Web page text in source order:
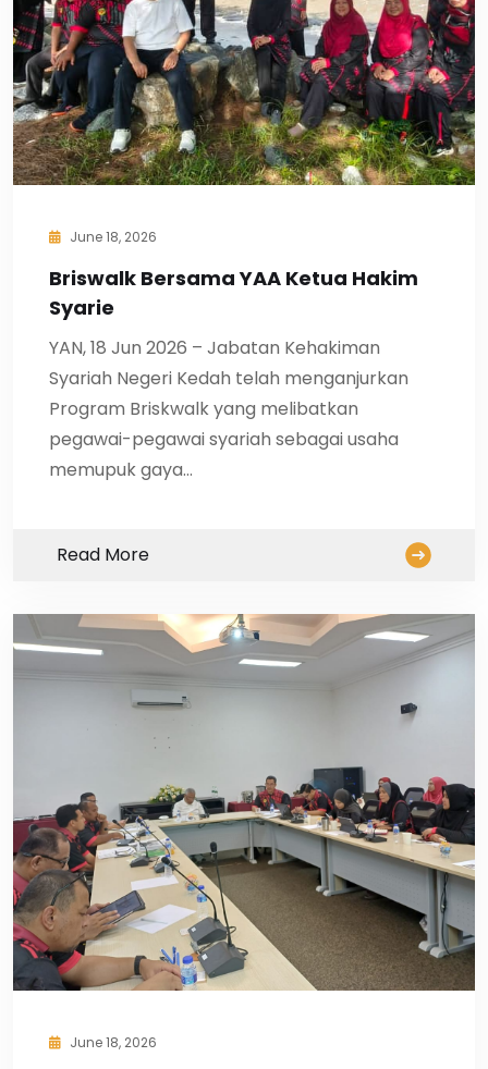
June 18, 2026
Briswalk Bersama YAA Ketua Hakim
Syarie
YAN, 18 Jun 2026 – Jabatan Kehakiman
Syariah Negeri Kedah telah menganjurkan
Program Briskwalk yang melibatkan
pegawai-pegawai syariah sebagai usaha
memupuk gaya…
Read More
June 18, 2026